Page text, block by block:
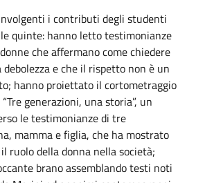
i contributi degli studenti
quinte: hanno letto testimonianze
che affermano come chiedere
e che il rispetto non è un
hanno proiettato il cortometraggio
generazioni, una storia”, un
le testimonianze di tre
mamma e figlia, che ha mostrato
ruolo della donna nella società;
brano assemblando testi noti